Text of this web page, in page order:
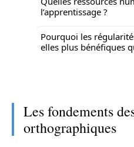
l’apprentissage ?
Pourquoi les
elles plus bénéfiques
Les fondements
orthographiques